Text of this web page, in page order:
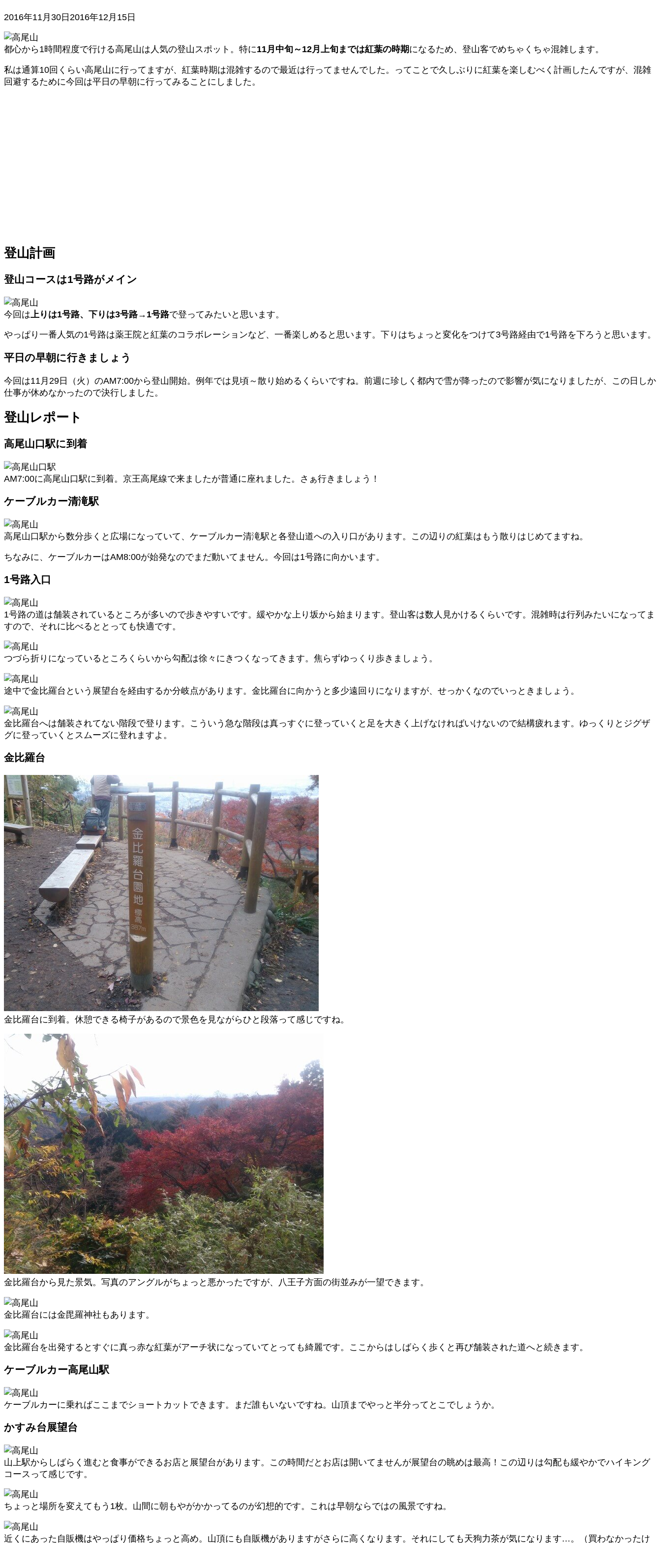
2016年11月30日 2016年12月15日
都心から1時間程度で行ける高尾山は人気の登山スポット。特に11月中旬～12月上旬までは紅葉の時期になるため、登山客でめちゃくちゃ混雑します。
私は通算10回くらい高尾山に行ってますが、紅葉時期は混雑するので最近は行ってませんでした。ってことで久しぶりに紅葉を楽しむべく計画したんですが、混雑
回避するために今回は平日の早朝に行ってみることにしました。
登山計画
登山コースは1号路がメイン
今回は 上りは1号路、下りは3号路→1号路で登ってみたいと思います。
やっぱり一番人気の1号路は薬王院と紅葉のコラボレーションなど、一番楽しめると思います。下りはちょっと変化をつけて3号路経由で1号路を下ろうと思います。
平日の早朝に行きましょう
今回は11月29日（火）のAM7:00から登山開始。例年では見頃～散り始めるくらいですね。前週に珍しく都内で雪が降ったので影響が気になりましたが、この日しか
仕事が休めなかったので決行しました。
登山レポート
高尾山口駅に到着
AM7:00に高尾山口駅に到着。京王高尾線で来ましたが普通に座れました。さぁ行きましょう！
ケーブルカー清滝駅
高尾山口駅から数分歩くと広場になっていて、ケーブルカー清滝駅と各登山道への入り口があります。この辺りの紅葉はもう散りはじめてますね。
ちなみに、ケーブルカーはAM8:00が始発なのでまだ動いてません。今回は1号路に向かいます。
1号路入口
1号路の道は舗装されているところが多いので歩きやすいです。緩やかな上り坂から始まります。登山客は数人見かけるくらいです。混雑時は行列みたいになってま
すので、それに比べるととっても快適です。
つづら折りになっているところくらいから勾配は徐々にきつくなってきます。焦らずゆっくり歩きましょう。
途中で金比羅台という展望台を経由するか分岐点があります。金比羅台に向かうと多少遠回りになりますが、せっかくなのでいっときましょう。
金比羅台へは舗装されてない階段で登ります。こういう急な階段は真っすぐに登っていくと足を大きく上げなければいけないので結構疲れます。ゆっくりとジグザ
グに登っていくとスムーズに登れますよ。
金比羅台
金比羅台に到着。休憩できる椅子があるので景色を見ながらひと段落って感じですね。
金比羅台から見た景気。写真のアングルがちょっと悪かったですが、八王子方面の街並みが一望できます。
金比羅台には金毘羅神社もあります。
金比羅台を出発するとすぐに真っ赤な紅葉がアーチ状になっていてとっても綺麗です。ここからはしばらく歩くと再び舗装された道へと続きます。
ケーブルカー高尾山駅
ケーブルカーに乗ればここまでショートカットできます。まだ誰もいないですね。山頂までやっと半分ってとこでしょうか。
かすみ台展望台
山上駅からしばらく進むと食事ができるお店と展望台があります。この時間だとお店は開いてませんが展望台の眺めは最高！この辺りは勾配も緩やかでハイキング
コースって感じです。
ちょっと場所を変えてもう1枚。山間に朝もやがかかってるのが幻想的です。これは早朝ならではの風景ですね。
近くにあった自販機はやっぱり価格ちょっと高め。山頂にも自販機がありますがさらに高くなります。それにしても天狗力茶が気になります…。（買わなかったけ